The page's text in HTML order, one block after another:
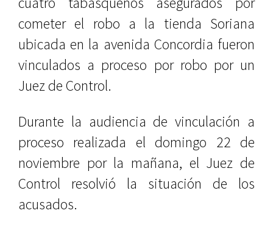
cometer el robo a la tienda Soriana
ubicada en la avenida Concordia fueron
vinculados a proceso por robo por un
Juez de Control.
Durante la audiencia de vinculación a
proceso realizada el domingo 22 de
noviembre por la mañana, el Juez de
Control resolvió la situación de los
acusados.